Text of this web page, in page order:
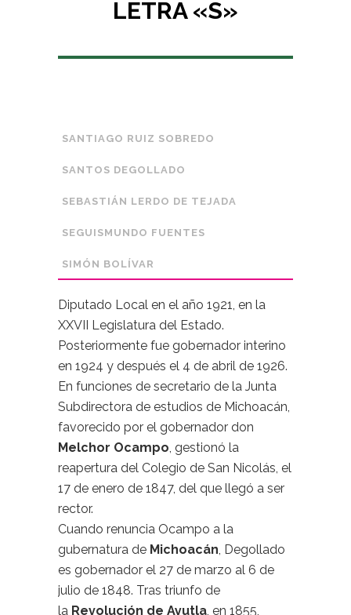
LETRA «S»
SANTIAGO RUIZ SOBREDO
SANTOS DEGOLLADO
SEBASTIÁN LERDO DE TEJADA
SEGUISMUNDO FUENTES
SIMÓN BOLÍVAR
Diputado Local en el año 1921, en la
XXVII Legislatura del Estado.
Posteriormente fue gobernador interino
en 1924 y después el 4 de abril de 1926.
En funciones de secretario de la Junta
Subdirectora de estudios de Michoacán,
favorecido por el gobernador don
Melchor Ocampo, gestionó la
reapertura del Colegio de San Nicolás, el
17 de enero de 1847, del que llegó a ser
rector.
Cuando renuncia Ocampo a la
gubernatura de Michoacán, Degollado
es gobernador el 27 de marzo al 6 de
julio de 1848. Tras triunfo de
la Revolución de Ayutla, en 1855,